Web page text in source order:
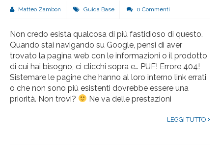
Matteo Zambon Guida Base 0 Commenti
Non credo esista qualcosa di più fastidioso di questo.
Quando stai navigando su Google, pensi di aver
trovato la pagina web con le informazioni o il prodotto
di cui hai bisogno, ci clicchi sopra e… PUF! Errore 404!
Sistemare le pagine che hanno al loro interno link errati
o che non sono più esistenti dovrebbe essere una
priorità. Non trovi?
Ne va delle prestazioni
LEGGI TUTTO